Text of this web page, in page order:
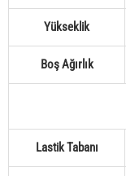
Yükseklik
Boş Ağırlık
Lastik Tabanı